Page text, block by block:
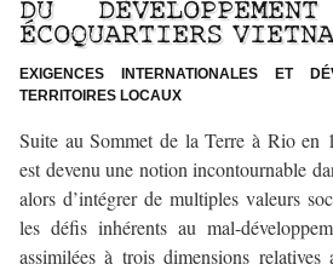
DU
ÉCOQUARTIERS
EXIGENCES INTERNATIONALES ET
TERRITOIRES LOCAUX
Suite au Sommet de la Terre à Rio en
est devenu une notion incontournable
alors d’intégrer de multiples valeurs
les défis inhérents au mal-
assimilées à trois dimensions relatives